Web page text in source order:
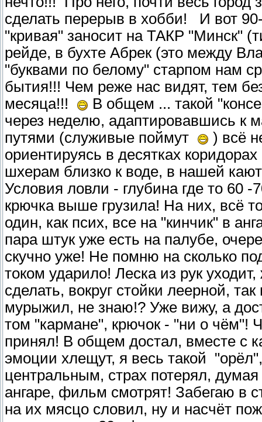
сделать перерыв в хобби! И вот
"кривая" заносит на ТАКР "Минск"
рейде, в бухте Абрек (это между
"буквами по белому" старпом нам
бытия!!! Чем реже нас видят, тем
месяца!!!
В общем ... такой
через неделю, адаптировавшись к
путями (служивые поймут
) всё
ориентируясь в десятках
шхерам близко к воде, в нашей
Условия ловли - глубина где то 60
крючка выше грузила! На них, всё
один, как псих, все на "кинчик" в
пара штук уже есть на палубе,
скучно уже! Не помню на сколько
током ударило! Леска из рук
сделать, вокруг стойки леерной,
мурыжил, не знаю!? Уже вижу, а
том "кармане", крючок - "ни о чём"!
принял! В общем достал, вместе с
эмоции хлещут, я весь такой
центральным, страх потерял,
ангаре, фильм смотрят! Забегаю в
на их мясцо словил, ну и насчёт